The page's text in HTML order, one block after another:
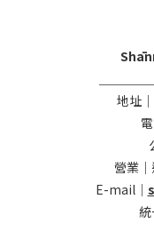
地址
營業
E-mail｜